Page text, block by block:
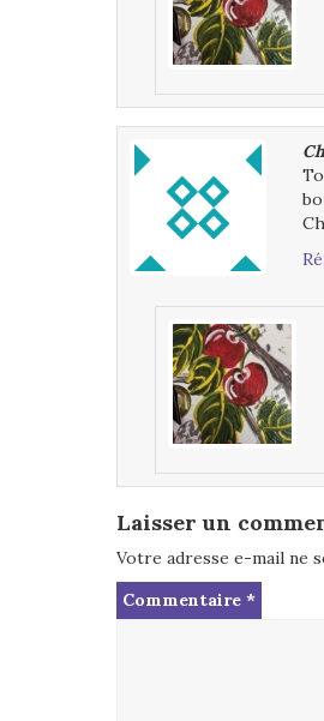
Laisser un
Votre adresse e-mail ne
Commentaire *